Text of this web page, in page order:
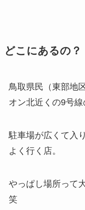
どこにあるの？
鳥取県民（東部地
オン北近くの9号線
駐車場が広くて入
よく行く店。
やっぱし場所って
笑